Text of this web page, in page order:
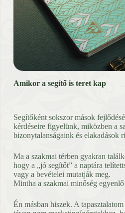
Amikor a segítő is teret kap
Segítőként sokszor mások
kérdéseire figyelünk, miközben a
bizonytalanságaink és elakadások
Ma a szakmai térben gyakran
hogy a „jó segítőt” a naptára
vagy a bevételei mutatják meg.
Mintha a szakmai minőség
Én másban hiszek. A